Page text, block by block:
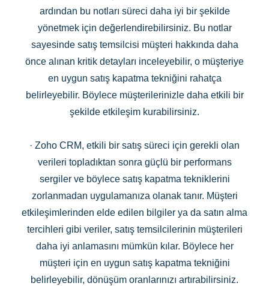
ardından bu notları süreci daha iyi bir şekilde
yönetmek için değerlendirebilirsiniz. Bu notlar
sayesinde satış temsilcisi müşteri hakkında daha
önce alınan kritik detayları inceleyebilir, o müşteriye
en uygun satış kapatma tekniğini rahatça
belirleyebilir. Böylece müşterilerinizle daha etkili bir
şekilde etkileşim kurabilirsiniz.
· Zoho CRM, etkili bir satış süreci için gerekli olan
verileri topladıktan sonra güçlü bir performans
sergiler ve böylece satış kapatma tekniklerini
zorlanmadan uygulamanıza olanak tanır. Müşteri
etkileşimlerinden elde edilen bilgiler ya da satın alma
tercihleri gibi veriler, satış temsilcilerinin müşterileri
daha iyi anlamasını mümkün kılar. Böylece her
müşteri için en uygun satış kapatma tekniğini
belirleyebilir, dönüşüm oranlarınızı artırabilirsiniz.